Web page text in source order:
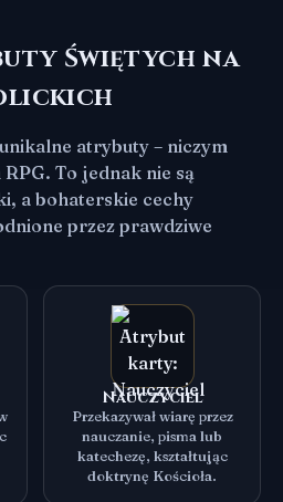
Świętych na
atrybuty – niczym
To jednak nie są
a bohaterskie cechy
przez prawdziwe
Nauczyciel
Przekazywał wiarę przez
nauczanie, pisma lub
katechezę, kształtując
doktrynę Kościoła.